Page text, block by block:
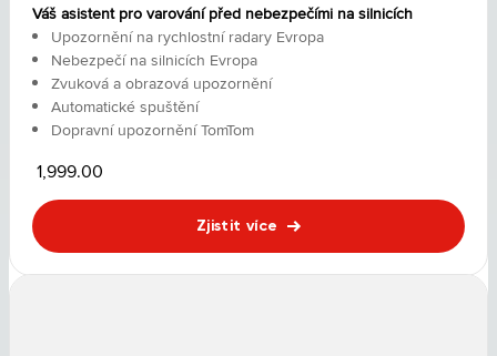
Váš asistent pro varování před nebezpečími na silnicích
Upozornění na rychlostní radary Evropa
Nebezpečí na silnicích Evropa
Zvuková a obrazová upozornění
Automatické spuštění
Dopravní upozornění TomTom
1,999.00
Zjistit více